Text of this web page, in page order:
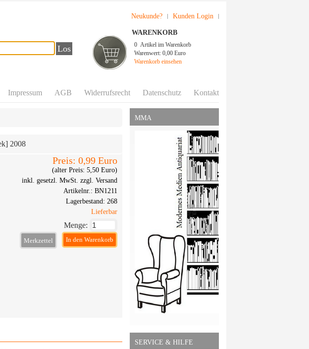
Kunden Login
Neukunde?
Kontakt
Datenschutz
Widerrufsrecht
AGB
Impressum
Los
WARENKORB
0 Artikel im Warenkorb
Warenwert: 0,00 Euro
Warenkorb einsehen
2008
Preis: 0,99 Euro
(alter Preis: 5,50 Euro)
inkl. gesetzl. MwSt. zzgl. Versand
Artikelnr.: BN1211
Lagerbestand: 268
Lieferbar
Menge:
In den Warenkorb
Merkzettel
MMA
SERVICE & HILFE